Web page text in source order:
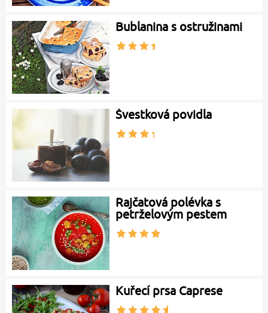
Bublanina s ostružinami
Švestková povidla
Rajčatová polévka s
petrželovým pestem
Kuřecí prsa Caprese